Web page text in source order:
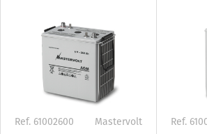
Ref. 61002600 Mastervolt Ref.